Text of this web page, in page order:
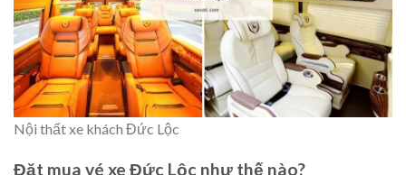
Nội thất xe khách Đức Lộc
Đặt mua vé xe Đức Lộc như thế nào?